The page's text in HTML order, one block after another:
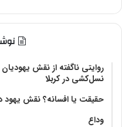
روایتی ناگفته از نقش
نسل‌کشی در کربلا
حقیقت یا افسانه؟‌ نقش یهود
وداع